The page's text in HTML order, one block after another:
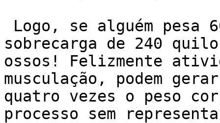
sobrecarga de 240
ossos! Felizmente
musculação, podem
quatro vezes o peso
processo sem